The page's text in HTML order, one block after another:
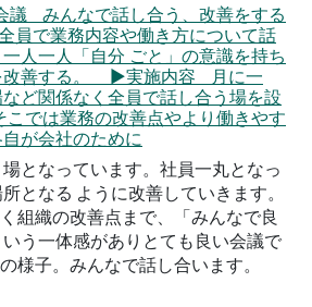
みんなで話し合う、改善をする
で業務内容や働き方について話
人一人「自分 ごと」の意識を持ち
改善する。 ▶実施内容 月に一
ど関係なく全員で話し合う場を設
こでは業務の改善点やより働きやす
が会社のために
となっています。社員一丸となっ
となる ように改善していきます。
組織の改善点まで、「みんなで良
いう一体感がありとても良い会議で
様子。みんなで話し合います。